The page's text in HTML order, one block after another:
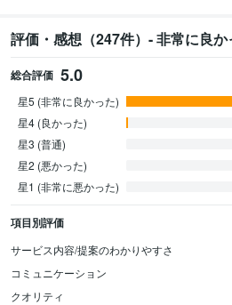
評価・感想（247件）- 非常に良か
総合評価 5.0
星5 (非常に良かった)
星4 (良かった)
星3 (普通)
星2 (悪かった)
星1 (非常に悪かった)
項目別評価
サービス内容/提案のわかりやすさ
コミュニケーション
クオリティ